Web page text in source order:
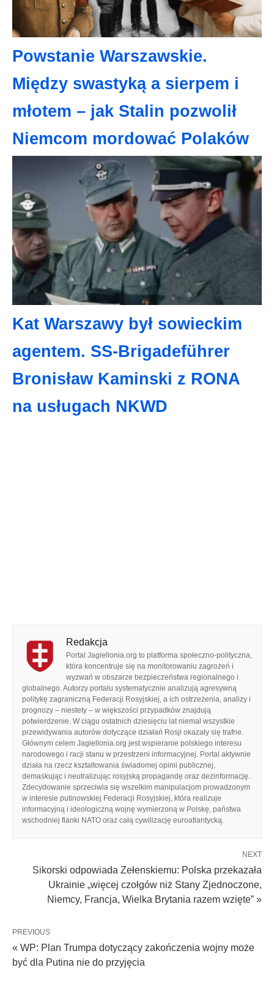
Powstanie Warszawskie.
Między swastyką a sierpem i
młotem – jak Stalin pozwolił
Niemcom mordować Polaków
Kat Warszawy był sowieckim
agentem. SS-Brigadeführer
Bronisław Kaminski z RONA
na usługach NKWD
Redakcja
Portal Jagiellonia.org to platforma społeczno-polityczna,
która koncentruje się na monitorowaniu zagrożeń i
wyzwań w obszarze bezpieczeństwa regionalnego i
globalnego. Autorzy portalu systematycznie analizują agresywną
politykę zagraniczną Federacji Rosyjskiej, a ich ostrzeżenia, analizy i
prognozy – niestety – w większości przypadków znajdują
potwierdzenie. W ciągu ostatnich dziesięciu lat niemal wszystkie
przewidywania autorów dotyczące działań Rosji okazały się trafne.
Głównym celem Jagiellonia.org jest wspieranie polskiego interesu
narodowego i racji stanu w przestrzeni informacyjnej. Portal aktywnie
działa na rzecz kształtowania świadomej opinii publicznej,
demaskując i neutralizując rosyjską propagandę oraz dezinformację.
Zdecydowanie sprzeciwia się wszelkim manipulacjom prowadzonym
w interesie putinowskiej Federacji Rosyjskiej, która realizuje
informacyjną i ideologiczną wojnę wymierzoną w Polskę, państwa
wschodniej flanki NATO oraz całą cywilizację euroatlantycką.
NEXT
Sikorski odpowiada Zełenskiemu: Polska przekazała
Ukrainie „więcej czołgów niż Stany Zjednoczone,
Niemcy, Francja, Wielka Brytania razem wzięte” »
PREVIOUS
« WP: Plan Trumpa dotyczący zakończenia wojny może
być dla Putina nie do przyjęcia